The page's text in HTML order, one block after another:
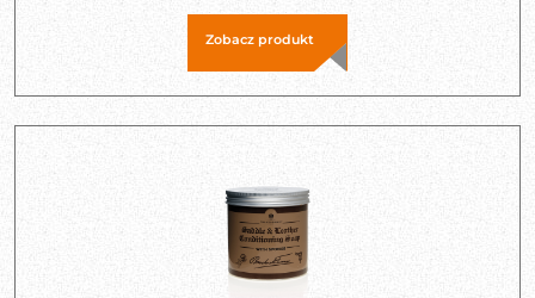
Zobacz produkt